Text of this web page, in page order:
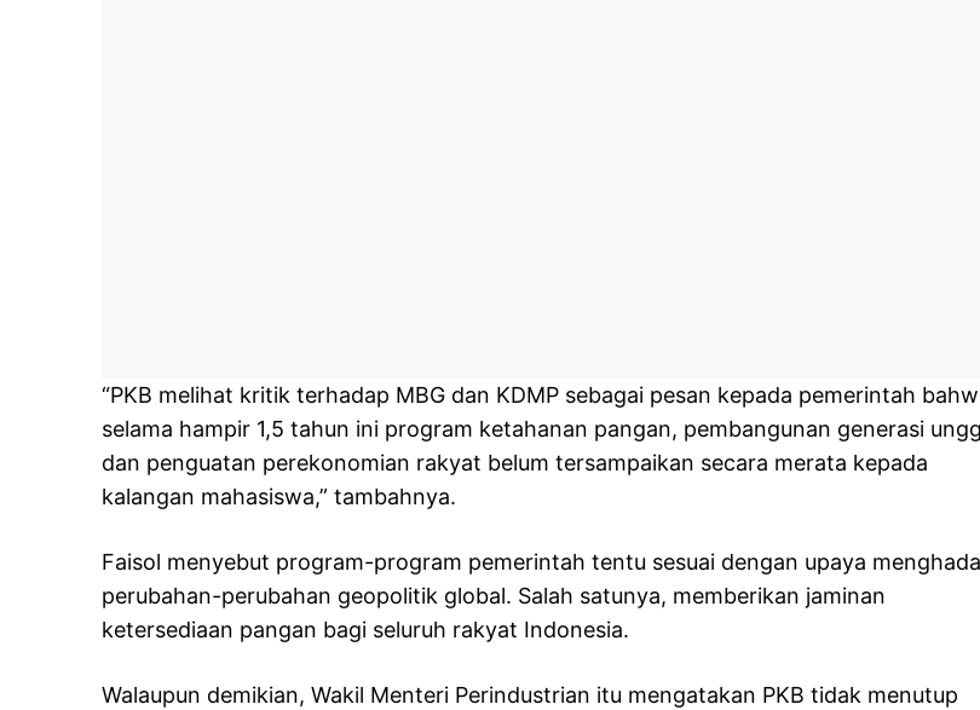
“PKB melihat kritik terhadap MBG dan KDMP sebagai pesan kepada pemerintah
selama hampir 1,5 tahun ini program ketahanan pangan, pembangunan generasi
dan penguatan perekonomian rakyat belum tersampaikan secara merata kepada
kalangan mahasiswa,” tambahnya.
Faisol menyebut program-program pemerintah tentu sesuai dengan upaya
perubahan-perubahan geopolitik global. Salah satunya, memberikan jaminan
ketersediaan pangan bagi seluruh rakyat Indonesia.
Walaupun demikian, Wakil Menteri Perindustrian itu mengatakan PKB tidak menutup